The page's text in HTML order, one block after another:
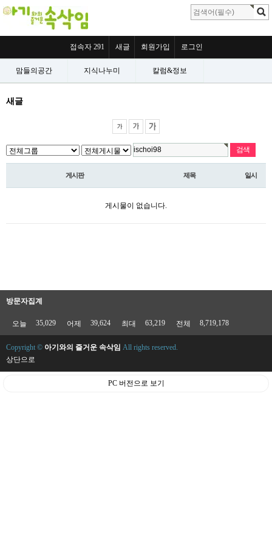
접속자 291 새글 회원가입 로그인
맘들의공간 지식나누미 칼럼&정보
새글
게시판 제목 일시
게시물이 없습니다.
방문자집계
오늘 35,029 어제 39,624 최대 63,219 전체 8,719,178
Copyright © 아기와의 즐거운 속삭임 All rights reserved.
상단으로
PC 버전으로 보기